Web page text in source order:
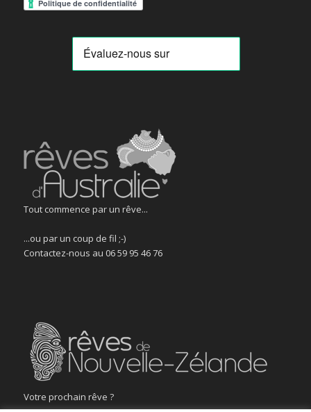
Tout commence par un rêve...
...ou par un coup de fil ;-)
Contactez-nous au 06 59 95 46 76
Votre prochain rêve ?